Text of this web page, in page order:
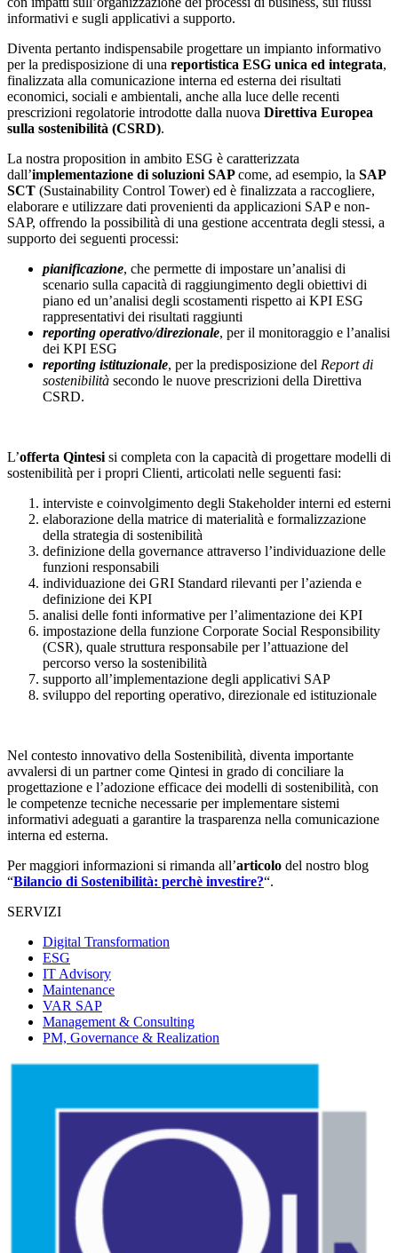
informativi e sugli applicativi a supporto.
Diventa pertanto indispensabile progettare un impianto informativo
per la predisposizione di una reportistica ESG unica ed integrata,
finalizzata alla comunicazione interna ed esterna dei risultati
economici, sociali e ambientali, anche alla luce delle recenti
prescrizioni regolatorie introdotte dalla nuova Direttiva Europea
sulla sostenibilità (CSRD).
La nostra proposition in ambito ESG è caratterizzata
dall’implementazione di soluzioni SAPcome, ad esempio, la SAP
SCT (Sustainability Control Tower) ed è finalizzata a raccogliere,
elaborare e utilizzare dati provenienti da applicazioni SAP e non-
SAP, offrendo la possibilità di una gestione accentrata degli stessi, a
supporto dei seguenti processi:
pianificazione, che permette di impostare un’analisi di
scenario sulla capacità di raggiungimento degli obiettivi di
piano ed un’analisi degli scostamenti rispetto ai KPI ESG
rappresentativi dei risultati raggiunti
reporting operativo/direzionale, per il monitoraggio e l’analisi
dei KPI ESG
reporting istituzionale, per la predisposizione del Report di
sostenibilità secondo le nuove prescrizioni della Direttiva
CSRD.
L’offerta Qintesi si completa con la capacità di progettare modelli di
sostenibilità per i propri Clienti, articolati nelle seguenti fasi:
interviste e coinvolgimento degli Stakeholder interni ed esterni
elaborazione della matrice di materialità e formalizzazione
della strategia di sostenibilità
definizione della governance attraverso l’individuazione delle
funzioni responsabili
individuazione dei GRI Standard rilevanti per l’azienda e
definizione dei KPI
analisi delle fonti informative per l’alimentazione dei KPI
impostazione della funzione Corporate Social Responsibility
(CSR), quale struttura responsabile per l’attuazione del
percorso verso la sostenibilità
supporto all’implementazione degli applicativi SAP
sviluppo del reporting operativo, direzionale ed istituzionale
Nel contesto innovativo della Sostenibilità, diventa importante
avvalersi di un partner come Qintesi in grado di conciliare la
progettazione e l’adozione efficace dei modelli di sostenibilità, con
le competenze tecniche necessarie per implementare sistemi
informativi adeguati a garantire la trasparenza nella comunicazione
interna ed esterna.
Per maggiori informazioni si rimanda all’articolo del nostro blog
“Bilancio di Sostenibilità: perchè investire?“.
SERVIZI
Digital Transformation
ESG
IT Advisory
Maintenance
VAR SAP
Management & Consulting
PM, Governance & Realization